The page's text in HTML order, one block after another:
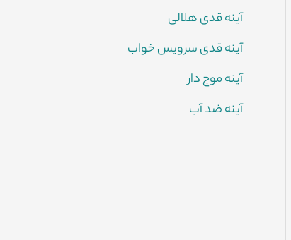
آینه قدی هلالی
آینه قدی سرویس خواب
آینه موج دار
آینه ضد آب